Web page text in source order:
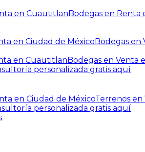
en CuautitlanBodegas en
en Ciudad de MéxicoBodegas en
en CuautitlanBodegas en Venta
personalizada gratis aquí
en Ciudad de MéxicoTerrenos en
personalizada gratis aquí